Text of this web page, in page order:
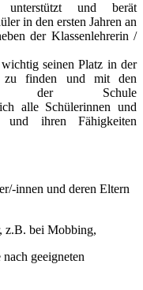
unterstützt und berät
in den ersten Jahren an
der Klassenlehrerin /
seinen Platz in der
zu finden und mit den
der Schule
alle Schülerinnen und
ihren Fähigkeiten
innen und deren Eltern
z.B. bei Mobbing,
geeigneten